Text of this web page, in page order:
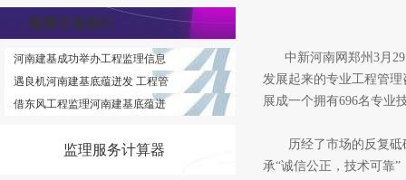
推荐文章排行
河南建基成功举办工程监理信息
遇良机河南建基底蕴迸发 工程管
借东风工程监理河南建基底蕴迸
监理服务计算器
中新河南网郑州3月29
发展起来的专业工程管
展成一个拥有696名专业
历经了市场的反复砥砺
承“诚信公正，技术可靠